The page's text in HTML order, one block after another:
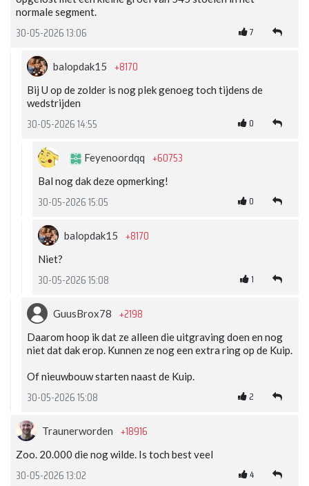
normale segment.
30-05-2026 13:06 7
balopdak15 +8170
Bij U op de zolder is nog plek genoeg toch tijdens de
wedstrijden
30-05-2026 14:55 0
Feyenoordqq +60753
Bal nog dak deze opmerking!
30-05-2026 15:05 0
balopdak15 +8170
Niet?
30-05-2026 15:08 1
GuusBrox78 +2198
Daarom hoop ik dat ze alleen die uitgraving doen en nog
niet dat dak erop. Kunnen ze nog een extra ring op de Kuip.
Of nieuwbouw starten naast de Kuip.
30-05-2026 15:08 2
Traunerworden +18916
Zoo. 20.000 die nog wilde. Is toch best veel
30-05-2026 13:02 4